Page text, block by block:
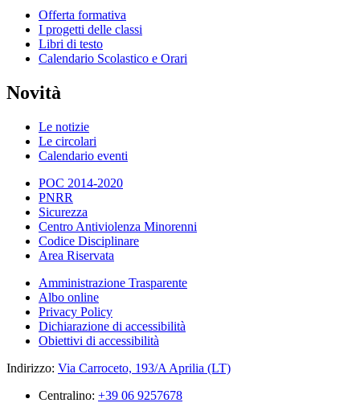
Offerta formativa
I progetti delle classi
Libri di testo
Calendario Scolastico e Orari
Novità
Le notizie
Le circolari
Calendario eventi
POC 2014-2020
PNRR
Sicurezza
Centro Antiviolenza Minorenni
Codice Disciplinare
Area Riservata
Amministrazione Trasparente
Albo online
Privacy Policy
Dichiarazione di accessibilità
Obiettivi di accessibilità
Indirizzo: Via Carroceto, 193/A Aprilia (LT)
Centralino: +39 06 9257678